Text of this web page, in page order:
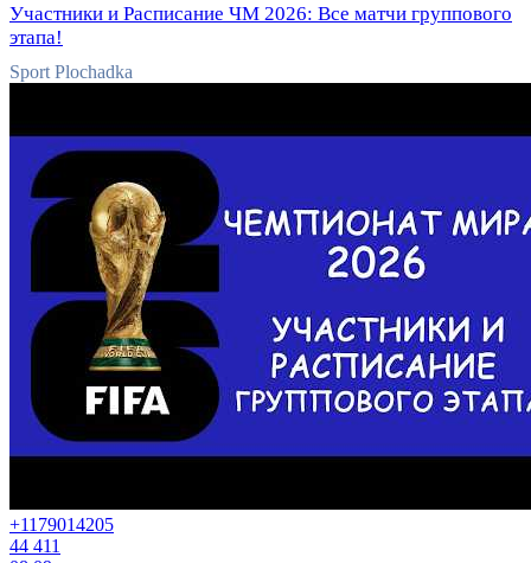
Участники и Расписание ЧМ 2026: Все матчи группового
этапа!
Sport Plochadka
+1179014205
44 411